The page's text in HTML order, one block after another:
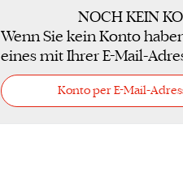
NOCH KEIN
Wenn Sie kein Konto
eines mit Ihrer E-Mail-
Konto per E-Mail-